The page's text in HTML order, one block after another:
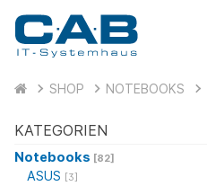
SHOP NOTEBOOKS
KATEGORIEN
Notebooks [82]
ASUS [3]